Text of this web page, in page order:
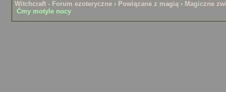
Witchcraft - Forum ezoteryczne › Powiązane z magią › Magiczne
Ćmy motyle nocy